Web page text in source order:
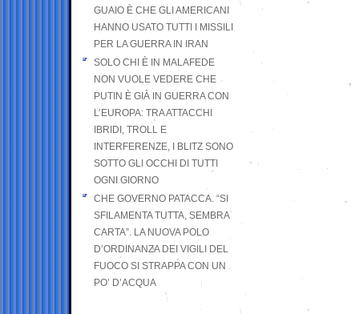
GUAIO È CHE GLI AMERICANI
HANNO USATO TUTTI I MISSILI
PER LA GUERRA IN IRAN
SOLO CHI È IN MALAFEDE
NON VUOLE VEDERE CHE
PUTIN È GIÀ IN GUERRA CON
L’EUROPA: TRA ATTACCHI
IBRIDI, TROLL E
INTERFERENZE, I BLITZ SONO
SOTTO GLI OCCHI DI TUTTI
OGNI GIORNO
CHE GOVERNO PATACCA. “SI
SFILAMENTA TUTTA, SEMBRA
CARTA”. LA NUOVA POLO
D’ORDINANZA DEI VIGILI DEL
FUOCO SI STRAPPA CON UN
PO’ D’ACQUA